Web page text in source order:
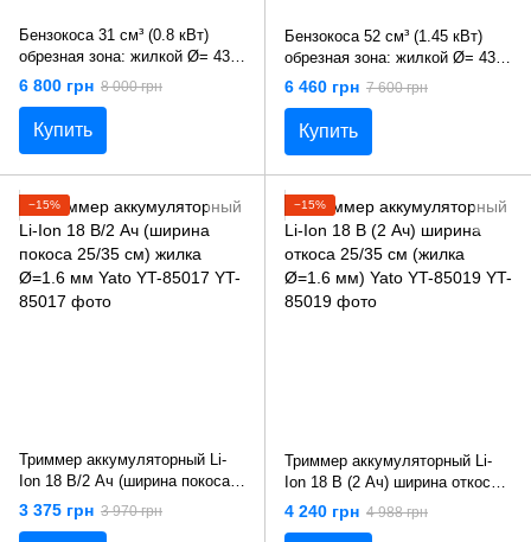
Бензокоса 31 см³ (0.8 кВт)
обрезная зона: жилкой Ø= 430
мм/диском Ø= 255 мм (0.9 л)
Yato YT-85004
6 800 грн 8 000 грн
Купить
Бензокоса 52 см³ (1.45 кВт)
обрезная зона: жилкой Ø= 430
мм/диском Ø= 255 мм (1.2 л)
Yato YT-85005
6 460 грн 7 600 грн
Купить
−15%
Триммер аккумуляторный Li-
Ion 18 В/2 Ач (ширина покоса
25/35 см) жилка Ø=1.6 мм Yato
YT-85017
3 375 грн 3 970 грн
−15%
Триммер аккумуляторный Li-
Ion 18 В (2 Ач) ширина откоса
25/35 см (жилка Ø=1.6 мм)
Yato YT-85019
4 240 грн 4 988 грн